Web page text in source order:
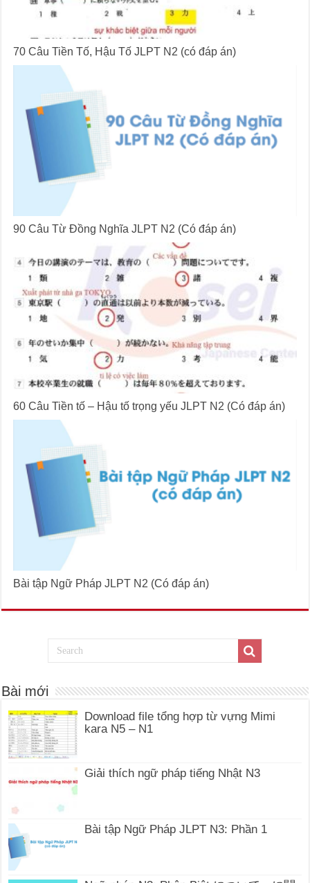
70 Câu Tiền Tố, Hậu Tố JLPT N2 (có đáp án)
90 Câu Từ Đồng Nghĩa JLPT N2 (Có đáp án)
60 Câu Tiền tố – Hậu tố trọng yếu JLPT N2 (Có đáp án)
Bài tập Ngữ Pháp JLPT N2 (Có đáp án)
Bài mới
Download file tổng hợp từ vựng Mimi
kara N5 – N1
Giải thích ngữ pháp tiếng Nhật N3
Bài tập Ngữ Pháp JLPT N3: Phần 1